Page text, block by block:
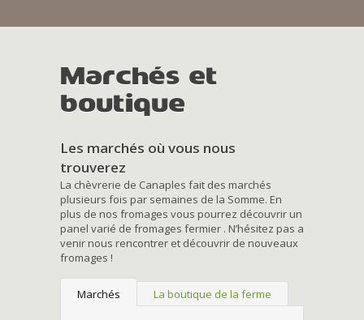
Marchés et
boutique
Les marchés où vous nous
trouverez
La chèvrerie de Canaples fait des marchés
plusieurs fois par semaines de la Somme. En
plus de nos fromages vous pourrez découvrir un
panel varié de fromages fermier . N’hésitez pas a
venir nous rencontrer et découvrir de nouveaux
fromages !
Marchés La boutique de la ferme